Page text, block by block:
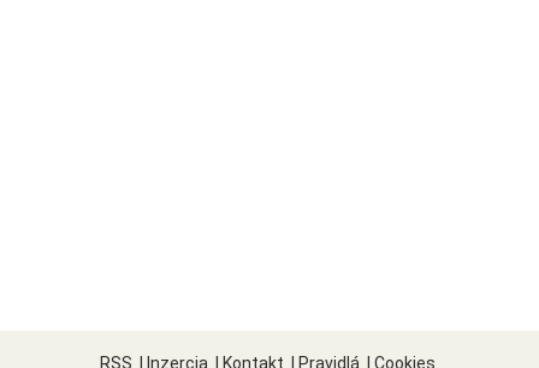
RSS Inzercia Kontakt Pravidlá Cookies